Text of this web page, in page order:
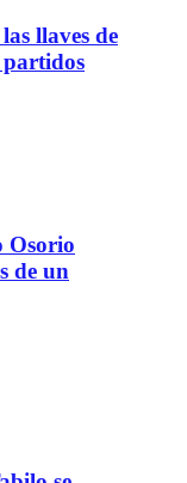
llaves de
partidos
Osorio
de un